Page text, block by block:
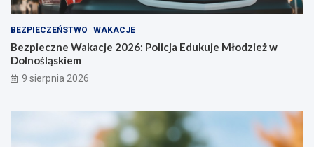
BEZPIECZEŃSTWO WAKACJE
Bezpieczne Wakacje 2026: Policja Edukuje Młodzież w
Dolnośląskiem
9 sierpnia 2026